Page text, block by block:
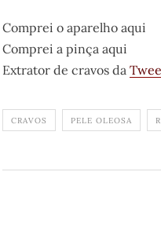
Comprei o aparelho aqui
Comprei a pinça aqui
Extrator de cravos da
CRAVOS PELE OLEOSA